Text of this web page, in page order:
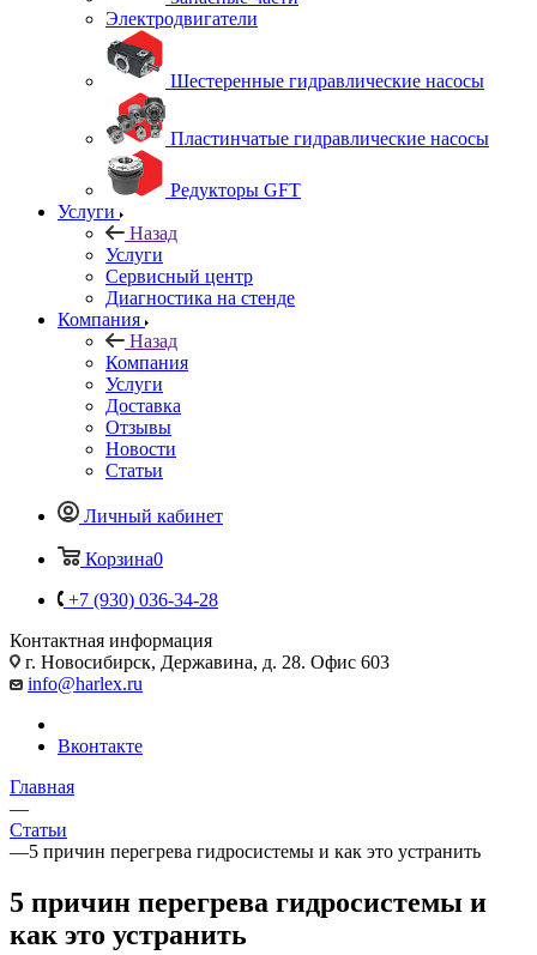
Электродвигатели
Шестеренные гидравлические насосы
Пластинчатые гидравлические насосы
Редукторы GFT
Услуги
Назад
Услуги
Сервисный центр
Диагностика на стенде
Компания
Назад
Компания
Услуги
Доставка
Отзывы
Новости
Статьи
Личный кабинет
Корзина0
+7 (930) 036-34-28
Контактная информация
г. Новосибирск, Державина, д. 28. Офис 603
info@harlex.ru
Вконтакте
Главная
—
Статьи
—5 причин перегрева гидросистемы и как это устранить
5 причин перегрева гидросистемы и
как это устранить